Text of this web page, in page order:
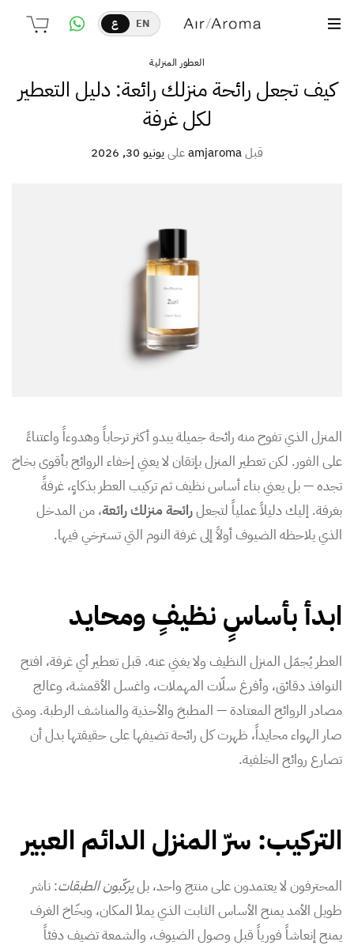
ع EN
العطور المنزلية
كيف تجعل رائحة منزلك رائعة: دليل التعطير
لكل غرفة
قبل على يونيو 30, 2026
المنزل الذي تفوح منه رائحة جميلة يبدو أكثر ترحاباً وهدوءاً واعتناءً
على الفور. لكن تعطير المنزل بإتقان لا يعني إخفاء الروائح بأقوى بخاخ
تجده — بل يعني بناء أساس نظيف ثم تركيب العطر بذكاءٍ، غرفةً
بغرفة. إليك دليلاً عملياً لتجعلرائحة منزلك رائعة، من المدخل
الذي يلاحظه الضيوف أولاً إلى غرفة النوم التي تسترخي فيها.
ابدأ بأساسٍ نظيفٍ ومحايد
العطر يُجمّل المنزل النظيف ولا يغني عنه. قبل تعطير أي غرفة، افتح
النوافذ دقائق، وأفرغ سلّات المهملات، واغسل الأقمشة، وعالج
مصادر الروائح المعتادة — المطبخ والأحذية والمناشف الرطبة. ومتى
صار الهواء محايداً، ظهرت كل رائحة تضيفها على حقيقتها بدل أن
تصارع روائح الخلفية.
التركيب: سرّ المنزل الدائم العبير
المحترفون لا يعتمدون على منتج واحد، بليركّبون الطبقات: ناشر
طويل الأمد يمنح الأساس الثابت الذي يملأ المكان، وبخّاخ الغرف
يمنح إنعاشاً فورياً قبل وصول الضيوف، والشمعة تضيف دفئاً